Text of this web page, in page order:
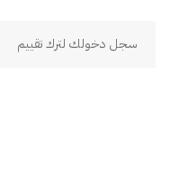
سجل دخولك لترك تقييم